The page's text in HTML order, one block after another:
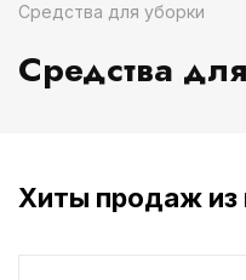
Средства для уборки
Средства
Хиты продаж из